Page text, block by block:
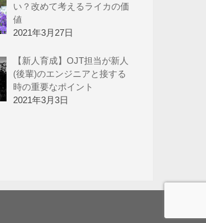
い？改めて考えるライカの価
値
2021年3月27日
【新人育成】OJT担当が新人
(後輩)のエンジニアと接する
時の重要なポイント
2021年3月3日